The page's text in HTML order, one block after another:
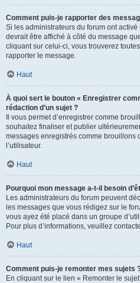
Comment puis-je rapporter des
Si les administrateurs du forum ont
devrait être affiché à côté du message
cliquant sur celui-ci, vous trouverez
rapporter le message.
Haut
À quoi sert le bouton « Enregistrer
rédaction d’un sujet ?
Il vous permet d’enregistrer comme
souhaitez finaliser et publier
messages enregistrés comme brouillons
l’utilisateur.
Haut
Pourquoi mon message a-t-il besoin
Les administrateurs du forum peuvent
les messages que vous rédigez sur le
vous ayez été placé dans un groupe
Pour plus d’informations, veuillez
Haut
Comment puis-je remonter mes sujets
En cliquant sur le lien « Remonter le